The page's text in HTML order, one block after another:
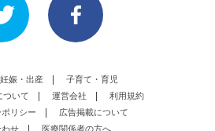
妊娠・出産
子育て・育児
ついて
運営会社
利用規約
リシー
広告掲載について
わせ
医療関係者の方へ